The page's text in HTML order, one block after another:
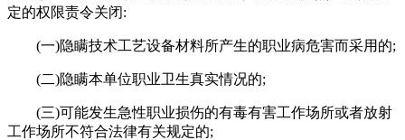
定的权限责令关闭:
(一)隐瞒技术工艺设备材料所产生的职业病危害而采用的;
(二)隐瞒本单位职业卫生真实情况的;
(三)可能发生急性职业损伤的有毒有害工作场所或者放射
工作场所不符合法律有关规定的;